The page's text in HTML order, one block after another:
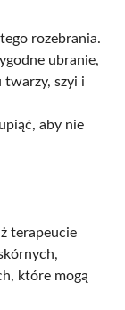
rozebrania.
ubranie,
twarzy, szyi i
aby nie
terapeucie
które mogą